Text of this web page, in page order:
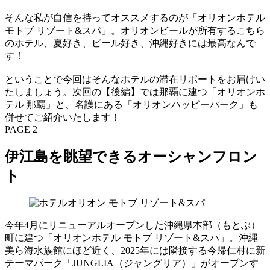
そんな私が自信を持ってオススメするのが「オリオンホテル
モトブ リゾート&スパ」。オリオンビールが所有するこちら
のホテル、夏好き、ビール好き、沖縄好きには最高なんで
す！
ということで今回はそんなホテルの滞在リポートをお届けい
たしましょう。次回の【後編】では那覇に建つ「オリオンホ
テル 那覇」と、名護にある「オリオンハッピーパーク」も
併せてご紹介いたします！
PAGE 2
伊江島を眺望できるオーシャンフロン
ト
今年4月にリニューアルオープンした沖縄県本部（もとぶ）
町に建つ「オリオンホテル モトブ リゾート&スパ」。沖縄
美ら海水族館にほど近く、2025年には隣接する今帰仁村に新
テーマパーク「JUNGLIA（ジャングリア）」がオープンす